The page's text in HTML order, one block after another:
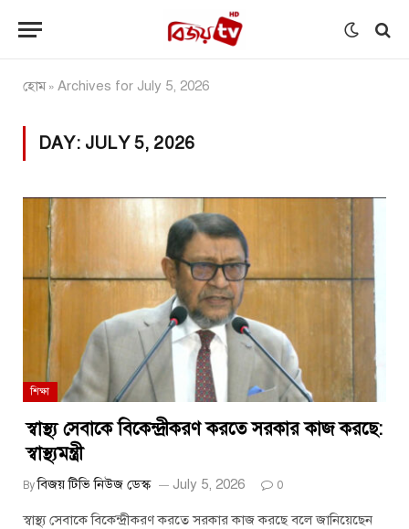
হোম» Archives for July 5, 2026
DAY: JULY 5, 2026
শিক্ষা
স্বাস্থ্য সেবাকে বিকেন্দ্রীকরণ করতে সরকার কাজ করছে:
স্বাস্থ্যমন্ত্রী
By বিজয় টিভি নিউজ ডেস্ক July 5, 2026 0
স্বাস্থ্য সেবাকে বিকেন্দ্রীকরণ করতে সরকার কাজ করছে বলে জানিয়েছেন